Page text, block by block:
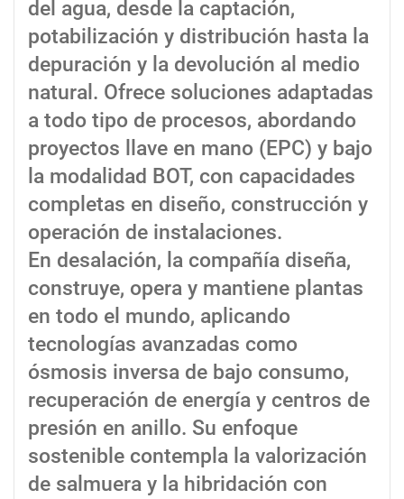
del agua, desde la captación,
potabilización y distribución hasta la
depuración y la devolución al medio
natural. Ofrece soluciones adaptadas
a todo tipo de procesos, abordando
proyectos llave en mano (EPC) y bajo
la modalidad BOT, con capacidades
completas en diseño, construcción y
operación de instalaciones.
En desalación, la compañía diseña,
construye, opera y mantiene plantas
en todo el mundo, aplicando
tecnologías avanzadas como
ósmosis inversa de bajo consumo,
recuperación de energía y centros de
presión en anillo. Su enfoque
sostenible contempla la valorización
de salmuera y la hibridación con